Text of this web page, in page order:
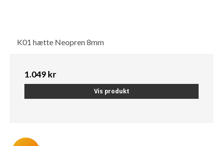
K01 hætte Neopren 8mm
1.049 kr
Vis produkt